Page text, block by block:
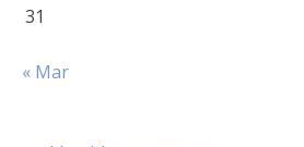
31
« Mar